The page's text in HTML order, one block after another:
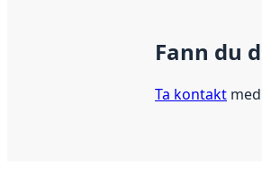
Fann du
Ta kontakt